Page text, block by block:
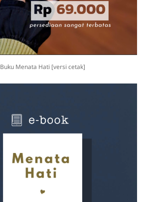
Buku Menata Hati [versi cetak]